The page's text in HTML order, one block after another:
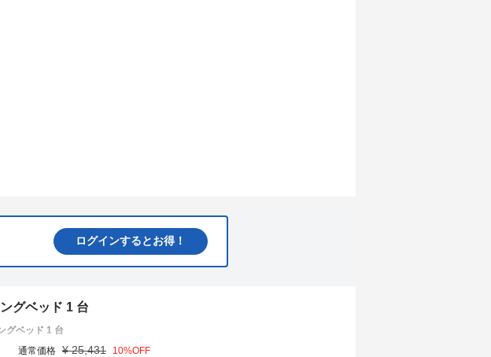
ログインするとお得！
グベッド 1 台
グベッド 1 台
通常価格 ¥ 25,431 10%OFF